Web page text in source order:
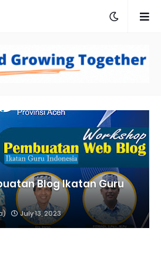
Blog Ikatan Guru
July 13, 2023